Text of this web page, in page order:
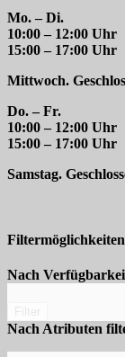
Mo. – Di.
10:00 – 12:00 Uhr
15:00 – 17:00 Uhr
Mittwoch.
Do. – Fr.
10:00 – 12:00 Uhr
15:00 – 17:00 Uhr
Samstag.
Filtermöglichkeiten
Nach
Nach Atributen